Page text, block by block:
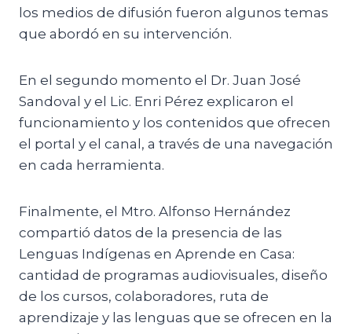
los medios de difusión fueron algunos temas
que abordó en su intervención.
En el segundo momento el Dr. Juan José
Sandoval y el Lic. Enri Pérez explicaron el
funcionamiento y los contenidos que ofrecen
el portal y el canal, a través de una navegación
en cada herramienta.
Finalmente, el Mtro. Alfonso Hernández
compartió datos de la presencia de las
Lenguas Indígenas en Aprende en Casa:
cantidad de programas audiovisuales, diseño
de los cursos, colaboradores, ruta de
aprendizaje y las lenguas que se ofrecen en la